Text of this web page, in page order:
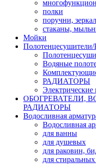
полки
поручни,
стаканы,
Мойки
Водяные
РАДИАТОРЫ
Электрические
ОБОГРЕВАТЕЛИ,
РАДИАТОРЫ
Водосливная
Водосливная
для ванны
для душевых
для раковин,
для